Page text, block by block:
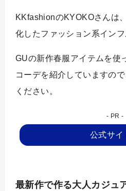
KKfashionのKYOKOさんは
化したファッション系インフ
GUの新作春服アイテムを使
コーデを紹介していますの
ください。
公式サイ
最新作で作る大人カジュ